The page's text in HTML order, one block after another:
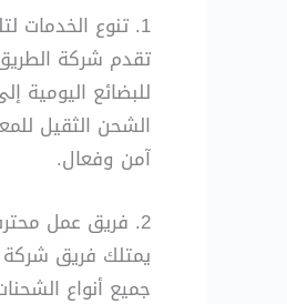
1. تنوع الخدمات لتلبية جميع الاحتياجات
تقدم شركة
للبضائع اليومية
الشحن الثقيل
آمن وفعال.
2. فريق عمل محترف وخبرة طويلة في السوق
يمتلك فريق شركة
جميع أنواع